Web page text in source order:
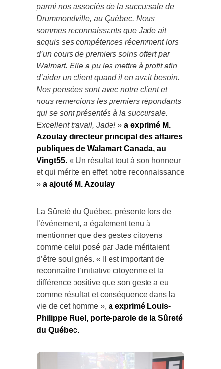
parmi nos associés de la succursale de
Drummondville, au Québec. Nous
sommes reconnaissants que Jade ait
acquis ses compétences récemment lors
d’un cours de premiers soins offert par
Walmart. Elle a pu les mettre à profit afin
d’aider un client quand il en avait besoin.
Nos pensées sont avec notre client et
nous remercions les premiers répondants
qui se sont présentés à la succursale.
Excellent travail, Jade!» a exprimé M.
Azoulay directeur principal des affaires
publiques de Walamart Canada, au
Vingt55. « Un résultat tout à son honneur
et qui mérite en effet notre reconnaissance
» a ajouté M. Azoulay
La Sûreté du Québec, présente lors de
l’événement, a également tenu à
mentionner que des gestes citoyens
comme celui posé par Jade méritaient
d’être soulignés. « Il est important de
reconnaître l’initiative citoyenne et la
différence positive que son geste a eu
comme résultat et conséquence dans la
vie de cet homme », a exprimé Louis-
Philippe Ruel, porte-parole de la Sûreté
du Québec.